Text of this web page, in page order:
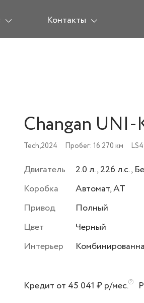
Контакты
Changan UNI-
Tech,2024 Пробег: 16 270 км
Двигатель
2.0 л., 226 л.с.,
Коробка
Автомат, AT
Привод
Полный
Цвет
Черный
Интерьер
Кредит от 45 041 ₽ р/мес.